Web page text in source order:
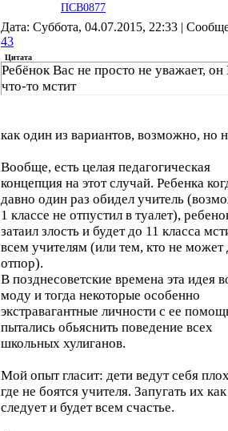
ПСВ0877
Дата: Суббота, 04.07.2015, 22:33 |
43
Цитата
Ребёнок Вас не просто не уважает, он
что-то мстит
как один из вариантов, возможно, но
Вообще, есть целая педагогическая
концепция на этот случай. Ребенка
давно один раз обидел учитель
1 классе не отпустил в туалет),
затаил злость и будет до 11 класса
всем учителям (или тем, кто не может
отпор).
В позднесоветские времена эта идея
моду и тогда некоторые особенно
экстравагантные личности с ее
пытались обьяснить поведение всех
школьных хулиганов.
Мой опыт гласит: дети ведут себя
где не боятся учителя. Запугать их как
следует и будет всем счастье.